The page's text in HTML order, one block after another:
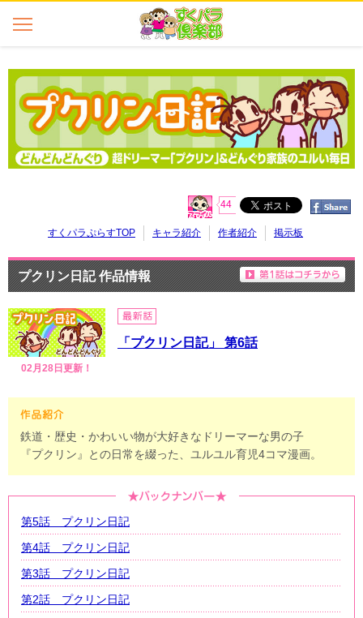
すくパラぷらすTOP キャラ紹介 作者紹介 掲示板
44
プクリン日記 作品情報
02月28日更新！
「プクリン日記」 第6話
鉄道・歴史・かわいい物が大好きなドリーマーな男の子
『プクリン』との日常を綴った、ユルユル育児4コマ漫画。
第5話 プクリン日記
第4話 プクリン日記
第3話 プクリン日記
第2話 プクリン日記